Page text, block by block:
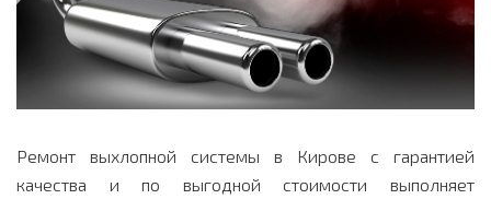
Ремонт выхлопной системы в Кирове с гарантией
качества и по выгодной стоимости выполняет